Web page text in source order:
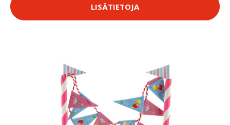
LISÄTIETOJA